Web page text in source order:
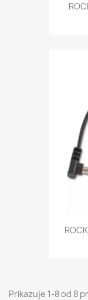
Prikazuje 1-8 od 8